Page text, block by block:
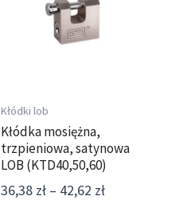
Kłódki lob
Kłódka mosiężna,
trzpieniowa, satynowa
LOB (KTD40,50,60)
36,38 zł – 42,62 zł
wariantów.
wybrać
na
stronie
produktu